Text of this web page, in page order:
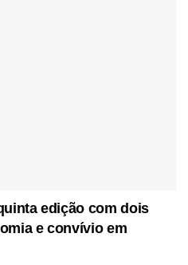
edição com dois
e convívio em